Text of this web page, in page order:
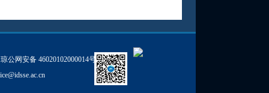
琼公网安备 46020102000014号